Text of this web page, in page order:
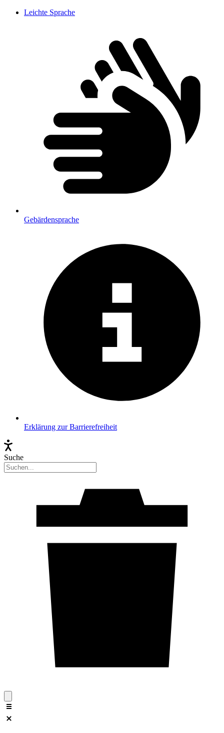
Leichte Sprache
Gebärdensprache
Erklärung zur Barrierefreiheit
Suche